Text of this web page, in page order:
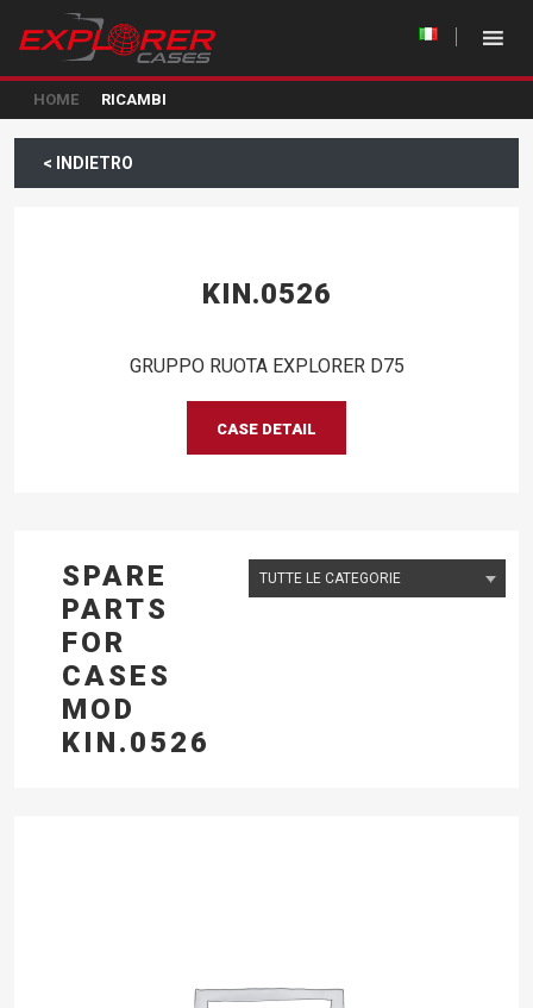
HOME RICAMBI
< INDIETRO
KIN.0526
GRUPPO RUOTA EXPLORER D75
CASE DETAIL
SPARE
PARTS
FOR
CASES
MOD
KIN.0526